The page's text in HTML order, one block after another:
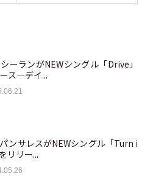
ーランがNEWシングル「Drive」
ス—デイ...
ンサレスがNEWシングル「Turn i
リリー...